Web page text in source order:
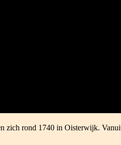
zich rond 1740 in Oisterwijk.